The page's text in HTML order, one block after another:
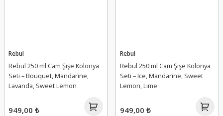
Rebul
Rebul 250 ml Cam Şişe Kolonya
Seti – Bouquet, Mandarine,
Lavanda, Sweet Lemon
949,00 ₺
Rebul
Rebul 250 ml Cam Şişe Kolonya
Seti – Ice, Mandarine, Sweet
Lemon, Lime
949,00 ₺